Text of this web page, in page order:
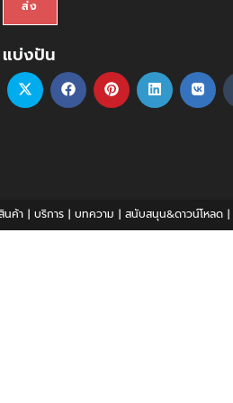
ส่ง
แบ่งปัน
นค้า บริการ บทความ สนับสนุน&ดาวน์โหลด